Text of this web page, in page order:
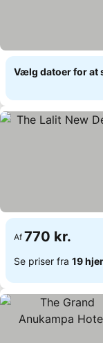
Vælg datoer for at
Af 770 kr.
Se priser fra 19